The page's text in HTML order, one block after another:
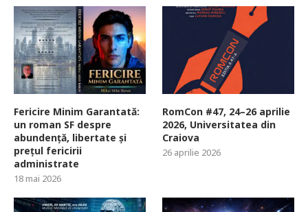
Fericire Minim Garantată:
un roman SF despre
abundență, libertate și
prețul fericirii
administrate
18 mai 2026
RomCon #47, 24–26 aprilie
2026, Universitatea din
Craiova
26 aprilie 2026